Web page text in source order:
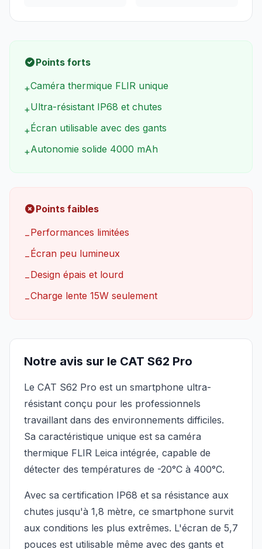
Points forts
+Caméra thermique FLIR unique
+Ultra-résistant IP68 et chutes
+Écran utilisable avec des gants
+Autonomie solide 4000 mAh
Points faibles
−Performances limitées
−Écran peu lumineux
−Design épais et lourd
−Charge lente 15W seulement
Notre avis sur le CAT S62 Pro
Le CAT S62 Pro est un smartphone ultra-
résistant conçu pour les professionnels
travaillant dans des environnements difficiles.
Sa caractéristique unique est sa caméra
thermique FLIR Leica intégrée, capable de
détecter des températures de -20°C à 400°C.
Avec sa certification IP68 et sa résistance aux
chutes jusqu'à 1,8 mètre, ce smartphone survit
aux conditions les plus extrêmes. L'écran de 5,7
pouces est utilisable même avec des gants et